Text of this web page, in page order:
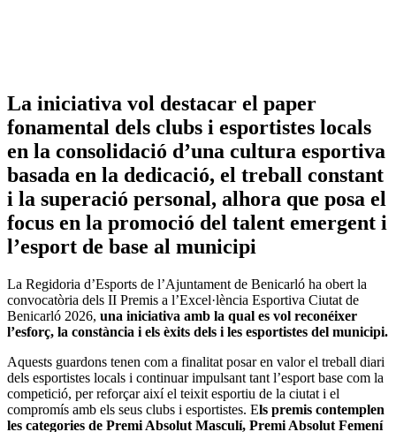
La iniciativa vol destacar el paper
fonamental dels clubs i esportistes locals
en la consolidació d’una cultura esportiva
basada en la dedicació, el treball constant
i la superació personal, alhora que posa el
focus en la promoció del talent emergent i
l’esport de base al municipi
La Regidoria d’Esports de l’Ajuntament de Benicarló ha obert la
convocatòria dels II Premis a l’Excel·lència Esportiva Ciutat de
Benicarló 2026, una iniciativa amb la qual es vol reconéixer
l’esforç, la constància i els èxits dels i les esportistes del municipi.
Aquests guardons tenen com a finalitat posar en valor el treball diari
dels esportistes locals i continuar impulsant tant l’esport base com la
competició, per reforçar així el teixit esportiu de la ciutat i el
compromís amb els seus clubs i esportistes. Els premis contemplen
les categories de Premi Absolut Masculí, Premi Absolut Femení